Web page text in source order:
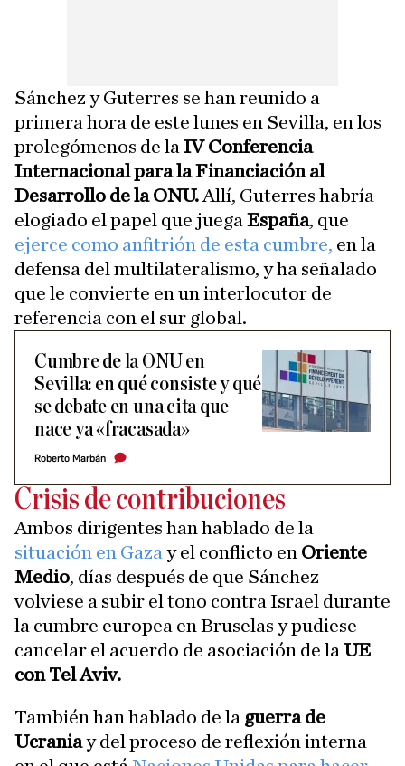
Sánchez y Guterres se han reunido a
primera hora de este lunes en Sevilla, en los
prolegómenos de la IV Conferencia
Internacional para la Financiación al
Desarrollo de la ONU. Allí, Guterres habría
elogiado el papel que juega España, que
ejerce como anfitrión de esta cumbre, en la
defensa del multilateralismo, y ha señalado
que le convierte en un interlocutor de
referencia con el sur global.
Cumbre de la ONU en
Sevilla: en qué consiste y qué
se debate en una cita que
nace ya «fracasada»
Roberto Marbán
Crisis de contribuciones
Ambos dirigentes han hablado de la
situación en Gaza y el conflicto en Oriente
Medio, días después de que Sánchez
volviese a subir el tono contra Israel durante
la cumbre europea en Bruselas y pudiese
cancelar el acuerdo de asociación de la UE
con Tel Aviv.
También han hablado de la guerra de
Ucraniay del proceso de reflexión interna